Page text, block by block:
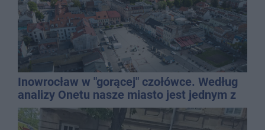
Inowrocław w "gorącej" czołówce. Według
analizy Onetu nasze miasto jest jednym z
najbardziej narażonych na upały